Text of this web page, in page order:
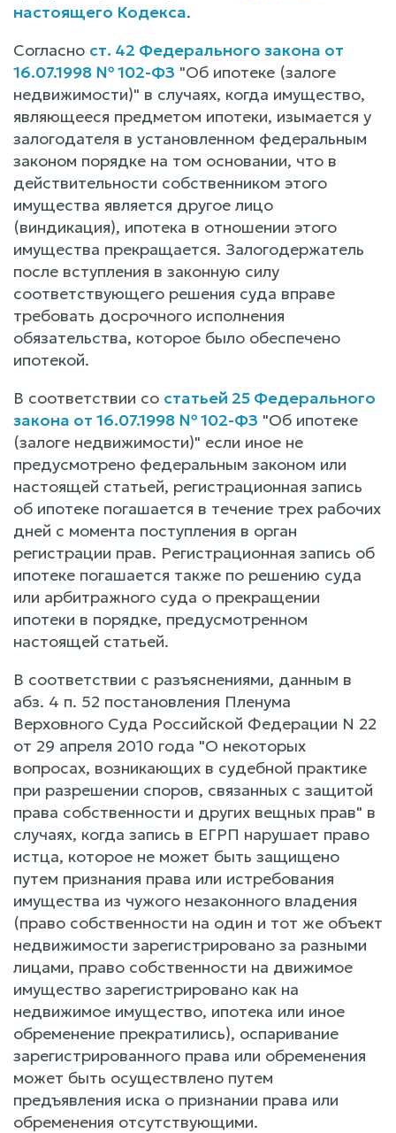
настоящего Кодекса.
Согласно ст. 42 Федерального закона от
16.07.1998 № 102-ФЗ "Об ипотеке (залоге
недвижимости)" в случаях, когда имущество,
являющееся предметом ипотеки, изымается у
залогодателя в установленном федеральным
законом порядке на том основании, что в
действительности собственником этого
имущества является другое лицо
(виндикация), ипотека в отношении этого
имущества прекращается. Залогодержатель
после вступления в законную силу
соответствующего решения суда вправе
требовать досрочного исполнения
обязательства, которое было обеспечено
ипотекой.
В соответствии со статьей 25 Федерального
закона от 16.07.1998 № 102-ФЗ "Об ипотеке
(залоге недвижимости)" если иное не
предусмотрено федеральным законом или
настоящей статьей, регистрационная запись
об ипотеке погашается в течение трех рабочих
дней с момента поступления в орган
регистрации прав. Регистрационная запись об
ипотеке погашается также по решению суда
или арбитражного суда о прекращении
ипотеки в порядке, предусмотренном
настоящей статьей.
В соответствии с разъяснениями, данным в
абз. 4 п. 52 постановления Пленума
Верховного Суда Российской Федерации N 22
от 29 апреля 2010 года "О некоторых
вопросах, возникающих в судебной практике
при разрешении споров, связанных с защитой
права собственности и других вещных прав" в
случаях, когда запись в ЕГРП нарушает право
истца, которое не может быть защищено
путем признания права или истребования
имущества из чужого незаконного владения
(право собственности на один и тот же объект
недвижимости зарегистрировано за разными
лицами, право собственности на движимое
имущество зарегистрировано как на
недвижимое имущество, ипотека или иное
обременение прекратились), оспаривание
зарегистрированного права или обременения
может быть осуществлено путем
предъявления иска о признании права или
обременения отсутствующими.